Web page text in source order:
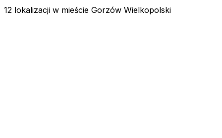
12 lokalizacji w mieście Gorzów Wielkopolski